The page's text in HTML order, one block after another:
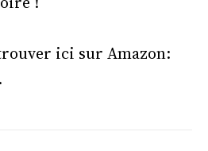
ici sur Amazon:
.